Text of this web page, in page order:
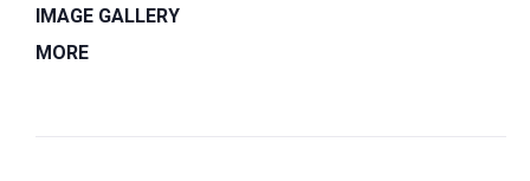
IMAGE GALLERY
MORE